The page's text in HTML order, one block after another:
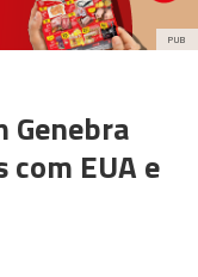
PUB
Genebra
com EUA e